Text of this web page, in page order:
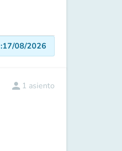
:17/08/2026
person 1 asiento